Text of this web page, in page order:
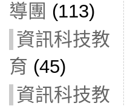
導團 (113)
資訊科技教
育 (45)
資訊科技教